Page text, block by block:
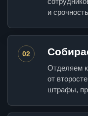
и
02
Отделяем
от
штрафы,